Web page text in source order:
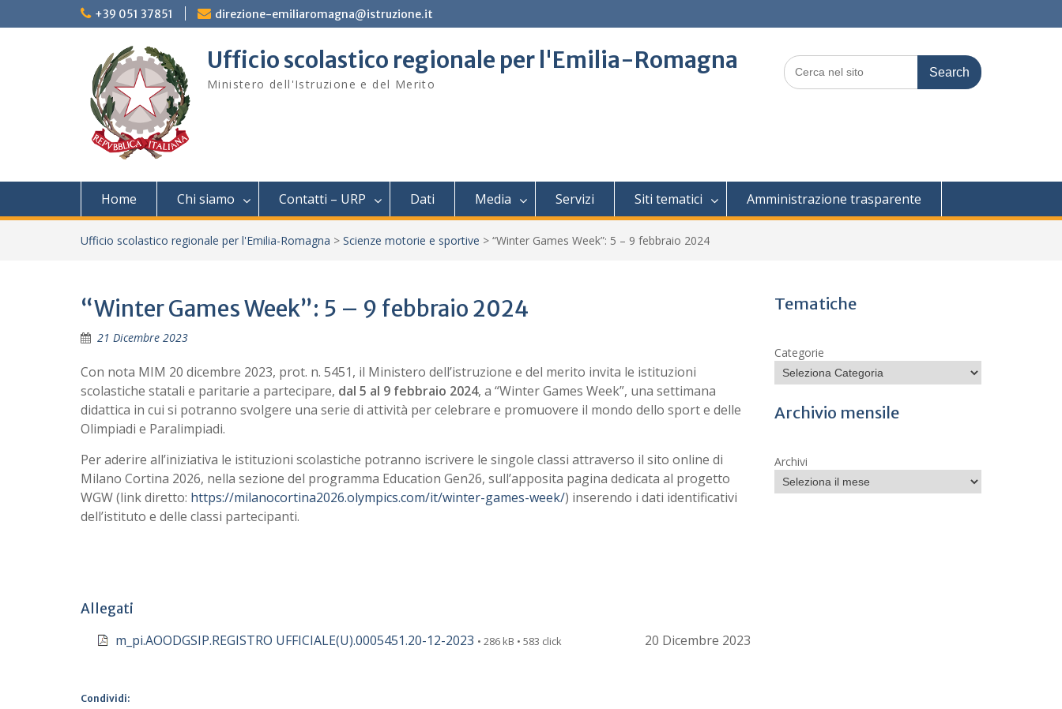
to
+39 051 37851 direzione-emiliaromagna@istruzione.it
Ufficio scolastico regionale per l'Emilia-Romagna
Ministero dell'Istruzione e del Merito
Search
for:
Home Chi siamo Contatti – URP Dati Media Servizi Siti tematici Amministrazione trasparente
Ufficio scolastico regionale per l'Emilia-Romagna > Scienze motorie e sportive > “Winter Games Week”: 5 – 9 febbraio 2024
“Winter Games Week”: 5 – 9 febbraio 2024
21 Dicembre 2023
Con nota MIM 20 dicembre 2023, prot. n. 5451, il Ministero dell’istruzione e del merito invita le istituzioni
scolastiche statali e paritarie a partecipare, dal 5 al 9 febbraio 2024, a “Winter Games Week”, una settimana
didattica in cui si potranno svolgere una serie di attività per celebrare e promuovere il mondo dello sport e delle
Olimpiadi e Paralimpiadi.
Per aderire all’iniziativa le istituzioni scolastiche potranno iscrivere le singole classi attraverso il sito online di
Milano Cortina 2026, nella sezione del programma Education Gen26, sull’apposita pagina dedicata al progetto
WGW (link diretto: https://milanocortina2026.olympics.com/it/winter-games-week/) inserendo i dati identificativi
dell’istituto e delle classi partecipanti.
Allegati
m_pi.AOODGSIP.REGISTRO UFFICIALE(U).0005451.20-12-2023 • 286 kB • 583 click 20 Dicembre 2023
Condividi:
Tematiche
Categorie
Archivio mensile
Archivi